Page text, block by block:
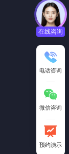
在线咨询
电话咨询
微信咨询
预约演示